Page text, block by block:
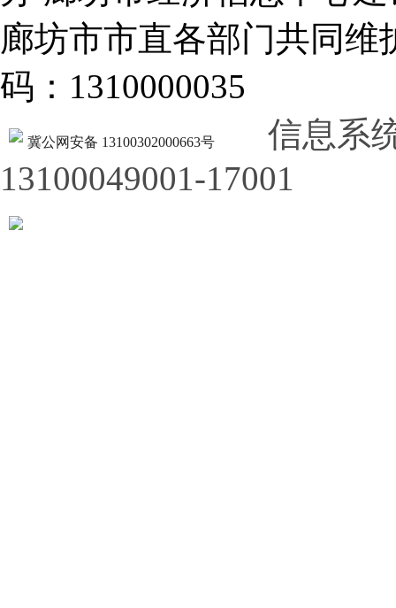
廊坊市市直各部门共同
码：1310000035
冀公网安备 13100302000663号
信息系
13100049001-17001